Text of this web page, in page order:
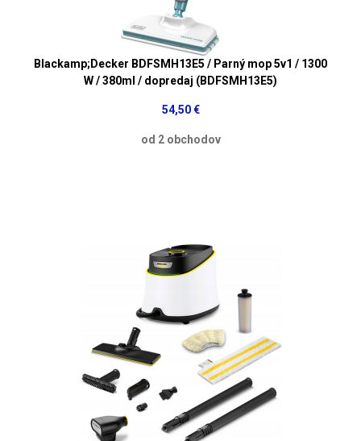
Blackamp;Decker BDFSMH13E5 / Parný mop 5v1 / 1300
W / 380ml / dopredaj (BDFSMH13E5)
54,50 €
od 2 obchodov